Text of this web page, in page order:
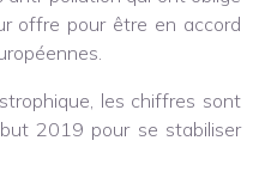
offre pour être en accord
les chiffres sont
2019 pour se stabiliser